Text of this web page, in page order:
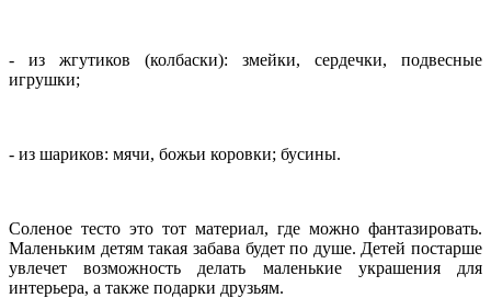
- из жгутиков (колбаски): змейки, сердечки, подвесные
игрушки;
- из шариков: мячи, божьи коровки; бусины.
Соленое тесто это тот материал, где можно фантазировать.
Маленьким детям такая забава будет по душе. Детей постарше
увлечет возможность делать маленькие украшения для
интерьера, а также подарки друзьям.